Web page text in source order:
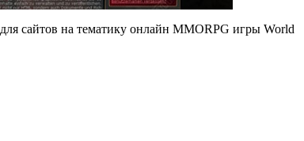
для сайтов на тематику онлайн MMORPG игры World